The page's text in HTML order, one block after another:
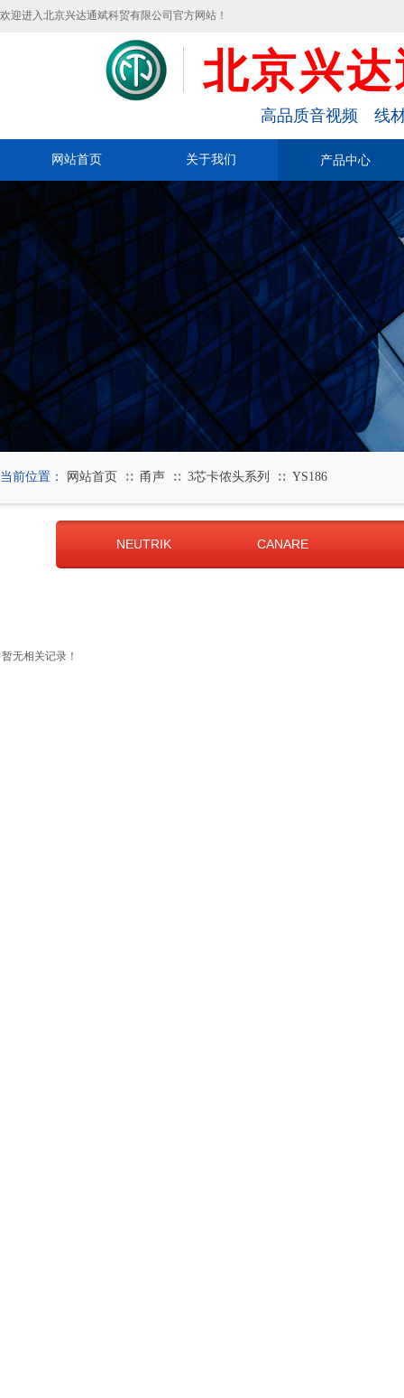
欢迎进入北京兴达通斌科贸有限公司官方网站！
北京兴
高品质音视频 线
网站首页 关于我们 产品中心
当前位置： 网站首页 ∷ 甬声 ∷ 3芯卡侬头系列 ∷ YS186
NEUTRIK CANARE
暂无相关记录！